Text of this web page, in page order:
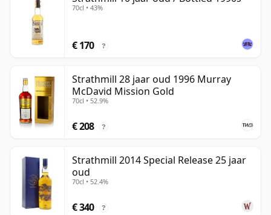
70cl • 43%
€ 170 ?
Strathmill 28 jaar oud 1996 Murray
McDavid Mission Gold
70cl • 52.9%
€ 208 ?
Strathmill 2014 Special Release 25 jaar
oud
70cl • 52.4%
€ 340 ?